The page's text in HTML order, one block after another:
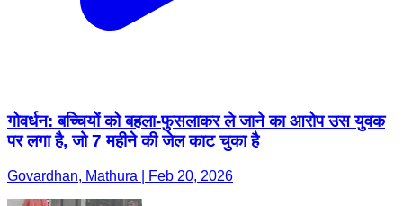
गोवर्धन: बच्चियों को बहला-फुसलाकर ले जाने का आरोप उस युवक
पर लगा है, जो 7 महीने की जेल काट चुका है
Govardhan, Mathura | Feb 20, 2026